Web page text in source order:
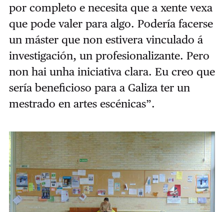
por completo e necesita que a xente vexa
que pode valer para algo. Podería facerse
un máster que non estivera vinculado á
investigación, un profesionalizante. Pero
non hai unha iniciativa clara. Eu creo que
sería beneficioso para a Galiza ter un
mestrado en artes escénicas”.